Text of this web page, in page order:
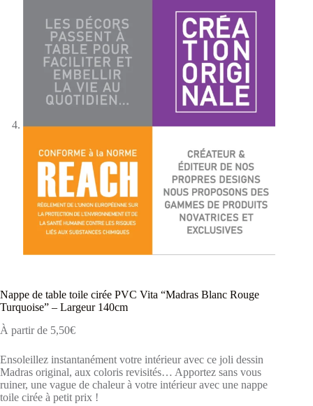
Nappe de table toile cirée PVC Vita “Madras Blanc Rouge
Turquoise” – Largeur 140cm
À partir de 5,50€
Ensoleillez instantanément votre intérieur avec ce joli dessin
Madras original, aux coloris revisités… Apportez sans vous
ruiner, une vague de chaleur à votre intérieur avec une nappe
toile cirée à petit prix !